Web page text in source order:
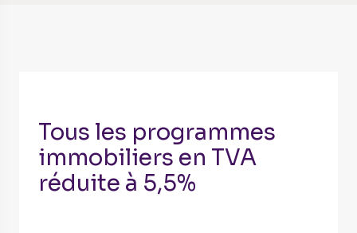
Tous les programmes
immobiliers en TVA
réduite à 5,5%